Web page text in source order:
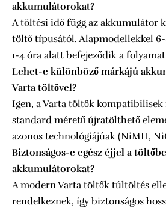
akkumulátorokat?
A töltési idő függ az akkumulátor
töltő típusától. Alapmodellekkel
1-4 óra alatt befejeződik a
Lehet-e különböző márkájú
Varta töltővel?
Igen, a Varta töltők kompatibilisek
standard méretű újratölthető
azonos technológiájúak (NiMH,
Biztonságos-e egész éjjel a
akkumulátorokat?
A modern Varta töltők túltöltés
rendelkeznek, így biztonságos